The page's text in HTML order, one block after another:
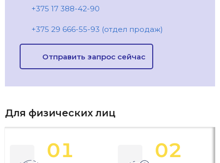
+375 17 388-42-90
+375 29 666-55-93 (отдел продаж)
Отправить запрос сейчас
Для физических лиц
01 02